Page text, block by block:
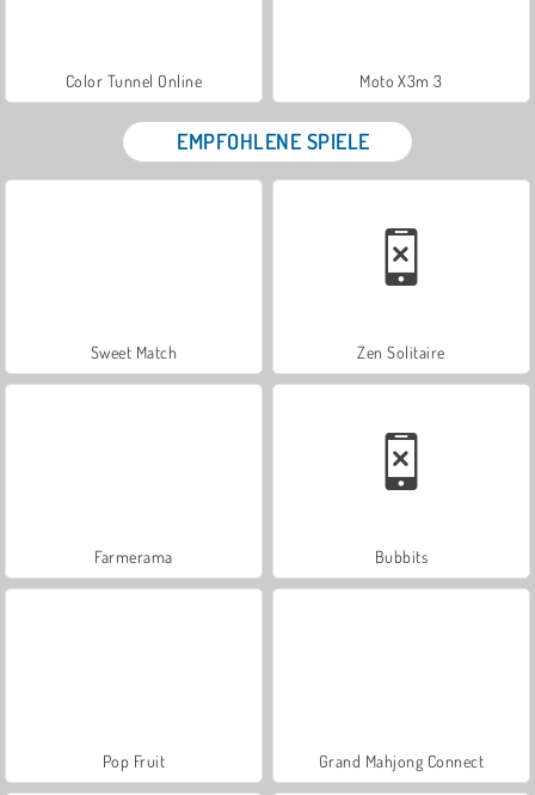
Color Tunnel Online Moto X3m 3
EMPFOHLENE SPIELE
Sweet Match Zen Solitaire
Farmerama Bubbits
Pop Fruit Grand Mahjong Connect